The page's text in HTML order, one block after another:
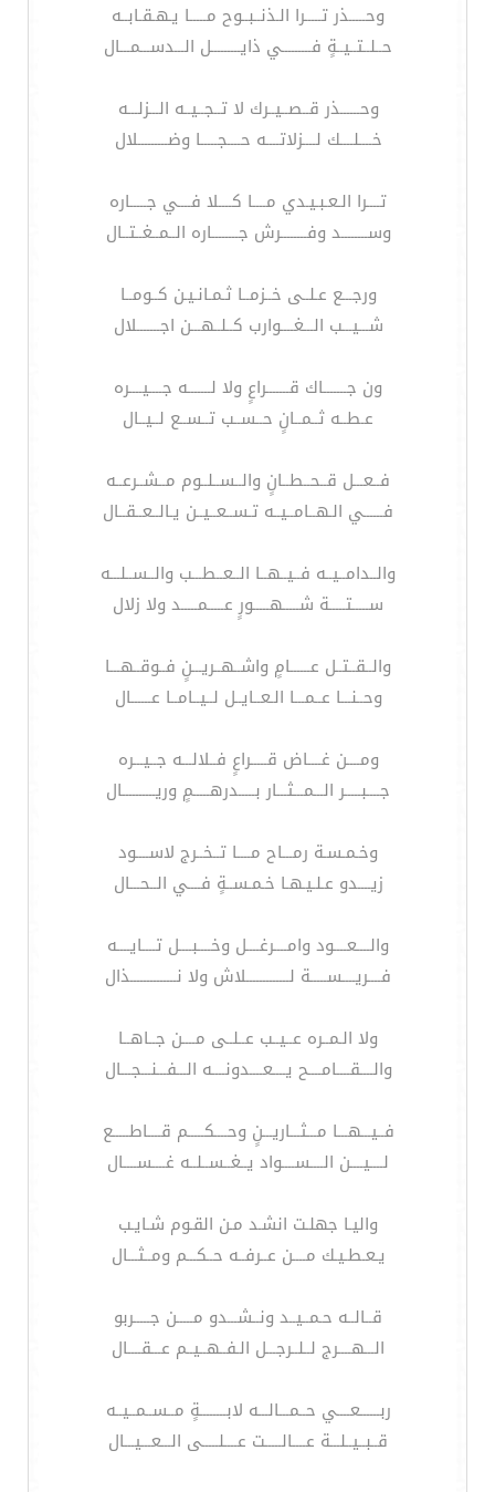
وحـــــذر تـــــرا الـذنــبــوح مـــــا يـهـقـابــه
حــلــتــيــةٍ فـــــــــي ذايـــــــــل الـــدســـمـــال
وحــــــذر قــصــيــرك لا تــجــيــه الـــزلـــه
خــــلــــك لــــزلاتــــه حــــجـــــا وضـــــــــلال
تــــرا الـعـبـيـدي مــــا كــــلا فــــي جـــــاره
وســــــــد وفــــــــرش جــــــــاره الــمــغــتــال
ورجـــع عـلــى خــزمــا ثـمـانـيـن كــومــا
شـــيـــب الـــغــــوارب كــلــهـــن اجـــــــلال
ون جـــــــاك قـــــــراعٍ ولا لـــــــه جــــيــــره
عـطــه ثــمــانٍ حــســب تــســع لــيــال
فــعـــل قــحــطــانٍ والــســلــوم مــشــرعــه
فــــــي الـهــامــيــه تـســعــيــن يـالــعــقــال
والــدامــيــه فــيــهــا الــعــطـــب والــســلـــه
ســـــتـــــة شـــــهـــــورٍ عـــــمـــــد ولا زلال
والــقــتــل عــــــامٍ واشــهــريـــنٍ فــوقــهـــا
وحــنـــا عــمـــا الـعــايــل لــيــامــا عــــــال
ومــــن غــــاض قـــــراعٍ فــلالـــه جــيـــره
جــــبـــــر الـــمـــثـــار بـــــدرهـــــمٍ وريــــــــــال
وخـمـسـة رمـــاح مــــا تــخــرج لاســــود
زيــــدو عـلـيـهـا خـمـســةٍ فــــي الــحـــال
والــــعــــود وامــــرغــــل وخــــبــــل تــــايــــه
فــــريــــســـــة لـــــــــــــلاش ولا نــــــــــــــذال
ولا الـمــره عــيــب عــلــى مــــن جــاهــا
والــــقــــامــــح يــــعــــدونــــه الـــفـــنـــجـــال
فــيـــهـــا مـــثـــاريـــنٍ وحــــكـــــم قــــاطـــــع
لــــيــــن الــــســــواد يــغــســلــه غــــســــال
واليـا جهلـت انشـد مـن القـوم شـايـب
يـعـطـيـك مــــن عــرفــه حــكـــم ومــثـــال
قــالــه حـمــيــد ونــشـــدو مـــــن جـــــربو
الـــهــــرج لــلــرجـــل الـفــهــيــم عـــقــــال
ربــــــعــــي حــمـــالـــه لابــــــــةٍ مــســمــيــه
قــبــيــلـــة عــــالـــــت عــــلـــــى الـــعـــيـــال